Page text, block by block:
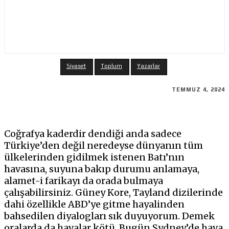
Siyaset Toplum Yazarlar
TEMMUZ 4, 2024
Coğrafya kaderdir dendiği anda sadece
Türkiye’den değil neredeyse dünyanın tüm
ülkelerinden gidilmek istenen Batı’nın
havasına, suyuna bakıp durumu anlamaya,
alamet-i farikayı da orada bulmaya
çalışabilirsiniz. Güney Kore, Tayland dizilerinde
dahi özellikle ABD’ye gitme hayalinden
bahsedilen diyalogları sık duyuyorum. Demek